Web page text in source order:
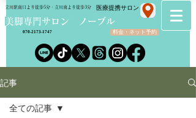
​美脚専門サロン ノーブル
立川駅南口より徒歩5分・立川南より徒歩3分
料金・ネット予約
070-2173-1747
​医療提携サロン
記事
全ての記事